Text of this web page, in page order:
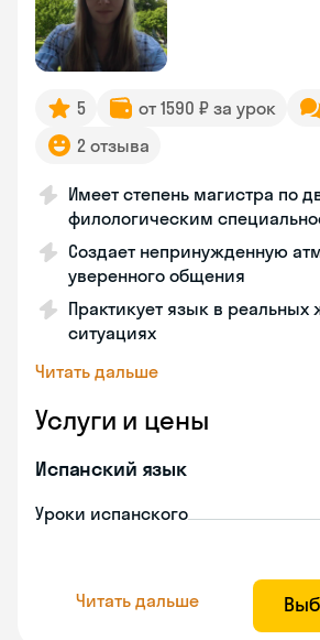
5 от 1590 ₽ за урок
2 отзыва
Имеет степень магистра по
филологическим
Создает непринужденную
уверенного общения
Практикует язык в реальных
ситуациях
Читать дальше
Услуги и цены
Испанский язык
Уроки испанского
Читать дальше